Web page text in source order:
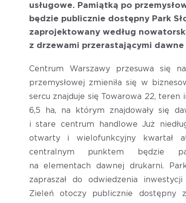
usługowe. Pamiątką po
będzie publicznie dostępny Park
zaprojektowany według
z drzewami przerastającymi
Centrum Warszawy przesuwa się
przemysłowej zmieniła się w
sercu znajduje się Towarowa 22,
6,5 ha, na którym znajdowały się
i stare centrum handlowe Już
otwarty i wielofunkcyjny kwartał
centralnym punktem będzie
na elementach dawnej drukarni.
zapraszał do odwiedzenia
Zieleń otoczy publicznie dostępny